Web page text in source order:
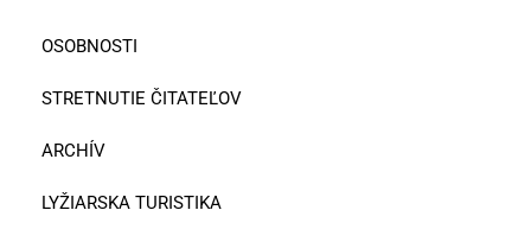
OSOBNOSTI
STRETNUTIE ČITATEĽOV
ARCHÍV
LYŽIARSKA TURISTIKA